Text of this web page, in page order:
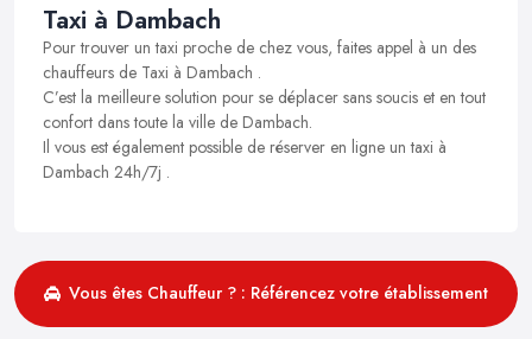
Taxi à Dambach
Pour trouver un taxi proche de chez vous, faites appel à un des
chauffeurs de Taxi à Dambach .
C’est la meilleure solution pour se déplacer sans soucis et en tout
confort dans toute la ville de Dambach.
Il vous est également possible de réserver en ligne un taxi à
Dambach 24h/7j .
Vous êtes Chauffeur ? : Référencez votre établissement